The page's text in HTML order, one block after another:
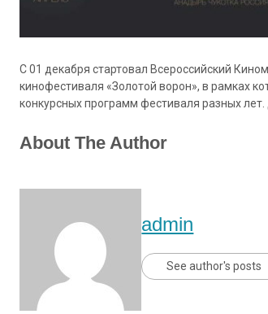
С 01 декабря стартовал Всероссийский
кинофестиваля «Золотой ворон»,в рамках
конкурсных программ фестиваля разных
About The Author
admin
See author's posts